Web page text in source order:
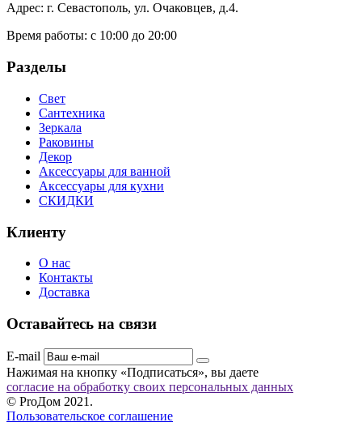
Адрес: г. Севастополь, ул. Очаковцев, д.4.
Время работы: с 10:00 до 20:00
Разделы
Свет
Сантехника
Зеркала
Раковины
Декор
Аксессуары для ванной
Аксессуары для кухни
СКИДКИ
Клиенту
О нас
Контакты
Доставка
Оставайтесь на связи
E-mail
Нажимая на кнопку «Подписаться», вы даете
согласие на обработку своих персональных данных
© ProДом 2021.
Пользовательское соглашение